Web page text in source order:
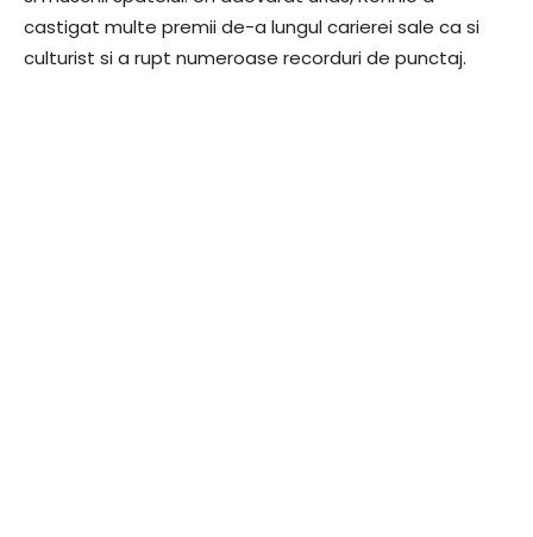
castigat multe premii de-a lungul carierei sale ca si
culturist si a rupt numeroase recorduri de punctaj.